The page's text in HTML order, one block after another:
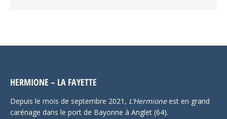
HERMIONE – LA FAYETTE
Depuis le mois de septembre 2021, L’Hermioneest en grand
carénage dans le port de Bayonne à Anglet (64).